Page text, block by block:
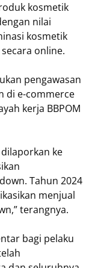
kosmetik
nilai
kosmetik
online.
pengawasan
di e-commerce
kerja BBPOM
ke
Tahun 2024
menjual
terangnya.
bagi pelaku